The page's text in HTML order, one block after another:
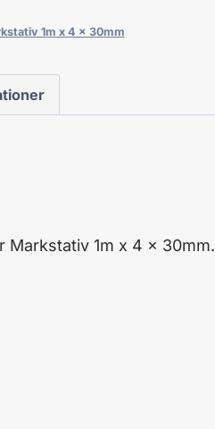
1m x 4 x 30mm
Markstativ 1m x 4 x 30mm.